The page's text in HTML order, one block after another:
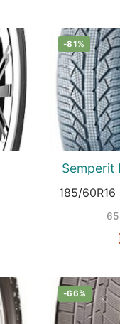
-81%
Semperit
185/
-66%